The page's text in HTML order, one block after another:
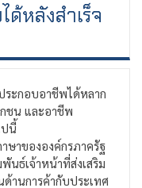
หลังสำเร็จ
กอบอาชีพได้หลาก
ชน และอาชีพ
ปนี้
าขององค์กรภาครัฐ
นธ์เจ้าหน้าที่ส่งเสริม
ด้านการค้ากับประเทศ